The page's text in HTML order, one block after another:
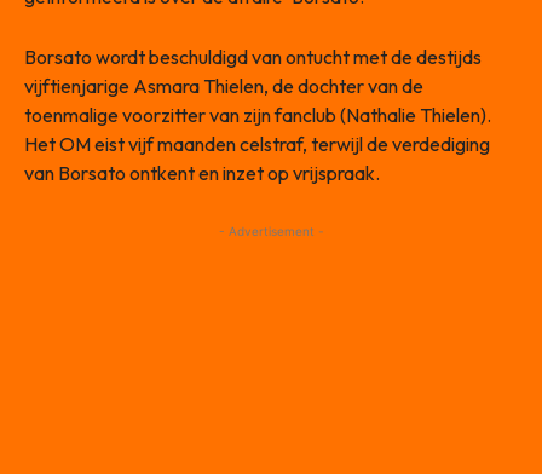
Borsato wordt beschuldigd van ontucht met de destijds
vijftienjarige Asmara Thielen, de dochter van de
toenmalige voorzitter van zijn fanclub (Nathalie Thielen).
Het OM eist vijf maanden celstraf, terwijl de verdediging
van Borsato ontkent en inzet op vrijspraak.
- Advertisement -